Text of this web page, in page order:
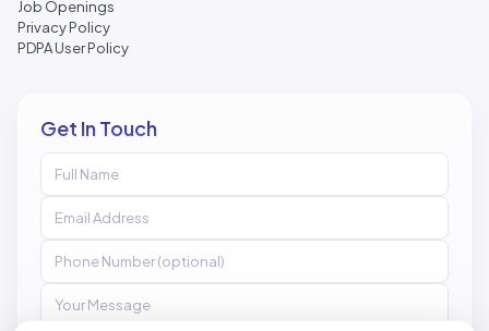
Job Openings
Privacy Policy
PDPA User Policy
Get In Touch